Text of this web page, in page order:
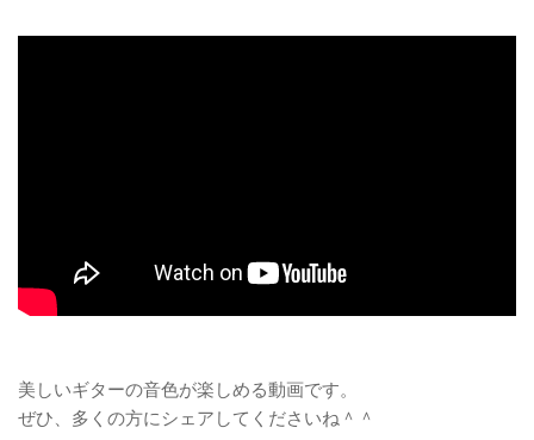
美しいギターの音色が楽しめる動画です。
ぜひ、多くの方にシェアしてくださいね＾＾